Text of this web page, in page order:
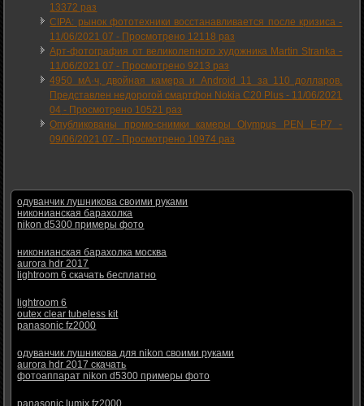
13372 раз
CIPA: рынок фототехники восстанавливается после кризиса -
11/06/2021 07 - Просмотрено 12118 раз
Арт-фотография от великолепного художника Martin Stranka -
11/06/2021 07 - Просмотрено 9213 раз
4950 мА·ч, двойная камера и Android 11 за 110 долларов.
Представлен недорогой смартфон Nokia C20 Plus - 11/06/2021
04 - Просмотрено 10521 раз
Опубликованы промо-снимки камеры Olympus PEN E-P7 -
09/06/2021 07 - Просмотрено 10974 раз
одуванчик лушникова своими руками
никонианская барахолка
nikon d5300 примеры фото
никонианская барахолка москва
aurora hdr 2017
lightroom 6 скачать бесплатно
lightroom 6
outex clear tubeless kit
panasonic fz2000
одуванчик лушникова для nikon своими руками
aurora hdr 2017 скачать
фотоаппарат nikon d5300 примеры фото
panasonic lumix fz2000